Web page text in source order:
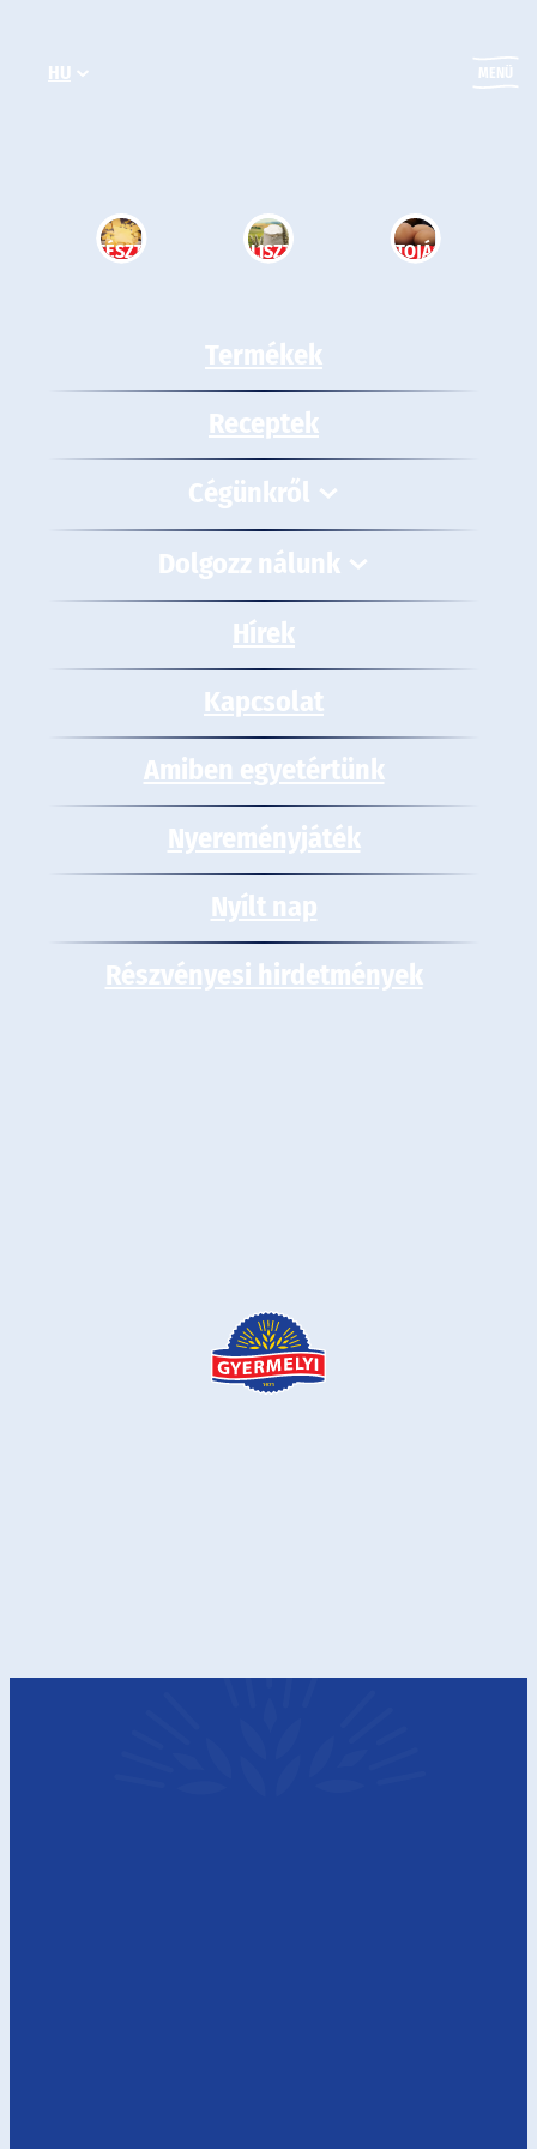
tartalomhoz
HU MENÜ
TÉSZTA LISZT TOJÁS
Termékek
Receptek
Cégünkről
Dolgozz nálunk
Hírek
Kapcsolat
Amiben egyetértünk
Nyereményjáték
Nyílt nap
Részvényesi hirdetmények